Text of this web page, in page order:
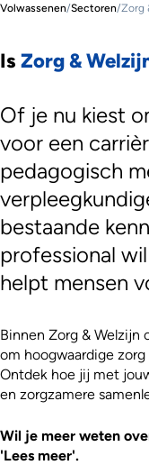
Volwassenen/Sectoren/Zorg
Is Zorg &
Of je nu kiest
voor een
pedagogisch
bestaande
professional
helpt mensen
Binnen Zorg & Welzijn
om hoogwaardige
Ontdek hoe jij met
en zorgzamere
Wil je meer weten
'Lees meer'.